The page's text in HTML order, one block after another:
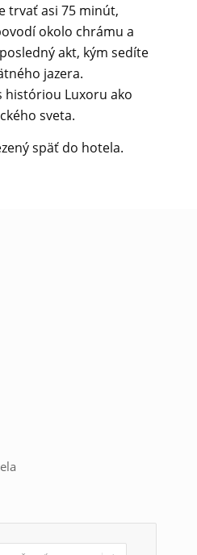
trvať asi 75 minút,
okolo chrámu a
akt, kým sedíte
jazera.
históriou Luxoru ako
sveta.
späť do hotela.